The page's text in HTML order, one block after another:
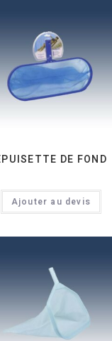
DE FOND
Ajouter au devis